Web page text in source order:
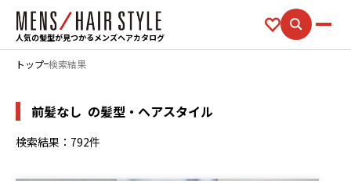
人気の髪型が見つかるメンズヘアカタログ
トップ 検索結果
前髪なし の髪型・ヘアスタイル
検索結果：792件